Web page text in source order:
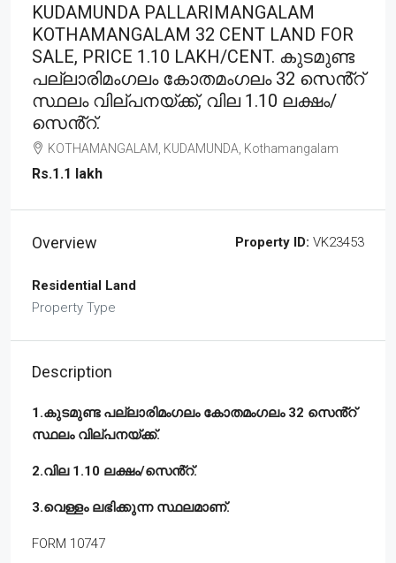
KUDAMUNDA PALLARIMANGALAM
KOTHAMANGALAM 32 CENT LAND FOR
SALE, PRICE 1.10 LAKH/CENT. കുടമുണ്ട
പല്ലാരിമംഗലം കോതമംഗലം 32 സെൻ്റ്
സ്ഥലം വില്പനയ്ക്ക്, വില 1.10 ലക്ഷം/
സെൻ്റ്.
KOTHAMANGALAM, KUDAMUNDA, Kothamangalam
Rs.1.1 lakh
Overview Property ID: VK23453
Residential Land
Property Type
Description
1.കുടമുണ്ട പല്ലാരിമംഗലം കോതമംഗലം 32 സെൻ്റ്
സ്ഥലം വില്പനയ്ക്ക്.
2.വില 1.10 ലക്ഷം/സെൻ്റ്.
3.വെള്ളം ലഭിക്കുന്ന സ്ഥലമാണ്.
FORM 10747